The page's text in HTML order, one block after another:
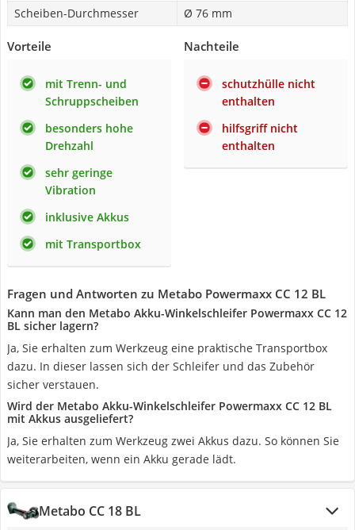
Scheiben-Durchmesser
Ø 76 mm
Vorteile
mit Trenn- und
Schruppscheiben
besonders hohe
Drehzahl
sehr geringe
Vibration
inklusive Akkus
mit Transportbox
Nachteile
schutzhülle nicht
enthalten
hilfsgriff nicht
enthalten
Fragen und Antworten zu Metabo Powermaxx CC 12 BL
Kann man den Metabo Akku-Winkelschleifer Powermaxx CC 12
BL sicher lagern?
Ja, Sie erhalten zum Werkzeug eine praktische Transportbox
dazu. In dieser lassen sich der Schleifer und das Zubehör
sicher verstauen.
Wird der Metabo Akku-Winkelschleifer Powermaxx CC 12 BL
mit Akkus ausgeliefert?
Ja, Sie erhalten zum Werkzeug zwei Akkus dazu. So können Sie
weiterarbeiten, wenn ein Akku gerade lädt.
Metabo CC 18 BL